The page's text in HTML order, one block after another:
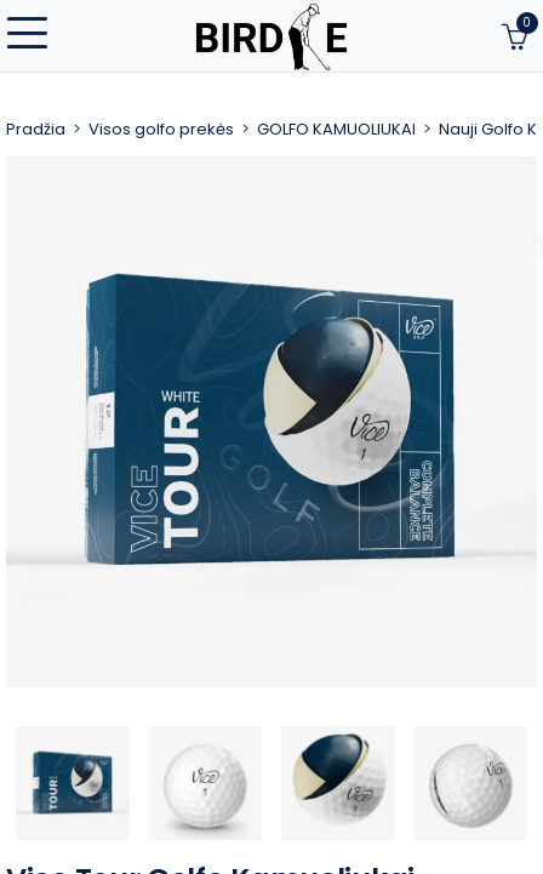
0
Pradžia Visos golfo prekės GOLFO KAMUOLIUKAI Nauji Golfo